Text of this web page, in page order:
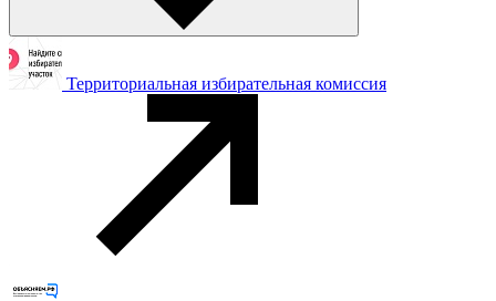
Территориальная избирательная комиссия